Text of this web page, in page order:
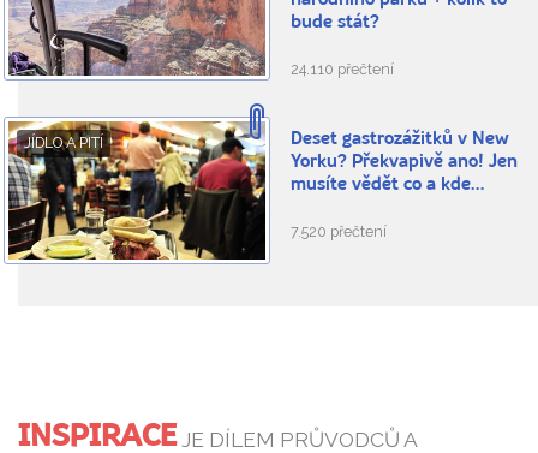
bude stát?
24.110 přečtení
JÍDLO A PITÍ
Deset gastrozážitků v New
Yorku? Překvapivě ano! Jen
musíte vědět co a kde…
7.520 přečtení
INSPIRACEJE DÍLEM PRŮVODCŮ A